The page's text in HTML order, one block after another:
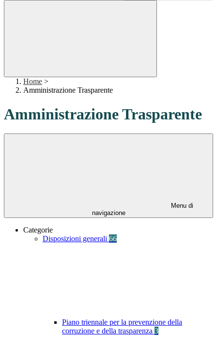
Home >
Amministrazione Trasparente
Amministrazione Trasparente
Menu di
navigazione
Categorie
Disposizioni generali 66
Piano triennale per la prevenzione della
corruzione e della trasparenza 3